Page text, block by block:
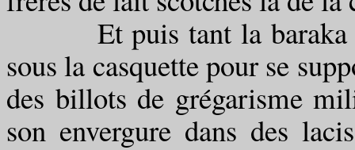
Et puis tant la baraka
sous la casquette pour se
des billots de grégarisme
son envergure dans des